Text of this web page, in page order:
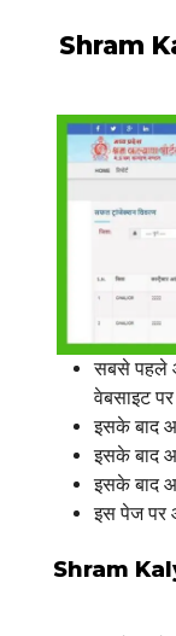
Shram
सबसे पहले
वेबसाइट पर
इसके बाद
इसके बाद
इसके बाद
इस पेज पर
Shram